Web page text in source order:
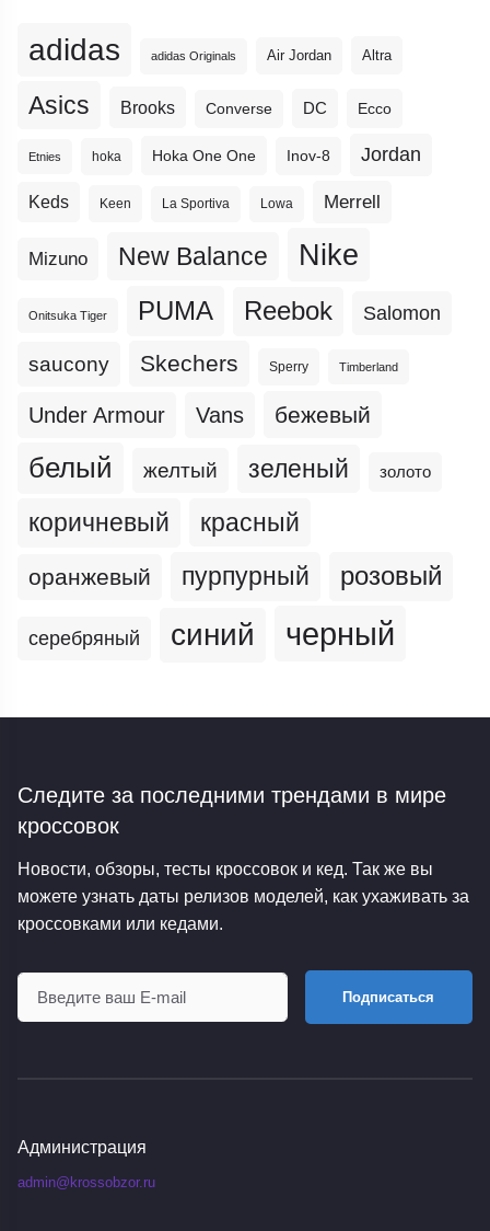
adidas adidas Originals Air Jordan Altra
Asics Brooks Converse DC Ecco
Etnies hoka Hoka One One Inov-8 Jordan
Keds Keen La Sportiva Lowa Merrell
Mizuno New Balance Nike
Onitsuka Tiger PUMA Reebok Salomon
saucony Skechers Sperry Timberland
Under Armour Vans бежевый
белый желтый зеленый золото
коричневый красный
оранжевый пурпурный розовый
серебряный синий черный
Следите за последними трендами в мире
кроссовок
Новости, обзоры, тесты кроссовок и кед. Так же вы
можете узнать даты релизов моделей, как ухаживать за
кроссовками или кедами.
Подписаться
Администрация
admin@krossobzor.ru